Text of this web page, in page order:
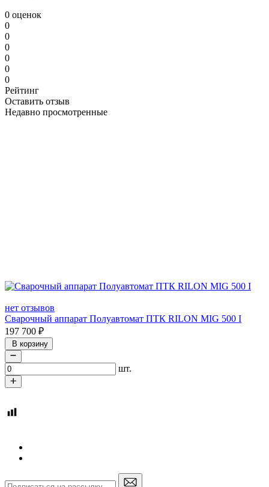
0 оценок
0
0
0
0
0
0
Рейтинг
Оставить отзыв
Недавно просмотренные
нет отзывов
Сварочный аппарат Полуавтомат ПТК RILON MIG 500 I
197 700 ₽
В корзину
шт.